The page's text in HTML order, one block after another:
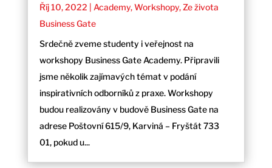
Říj 10, 2022 | Academy,Workshopy,Ze života
Business Gate
Srdečně zveme studenty i veřejnost na
workshopy Business Gate Academy. Připravili
jsme několik zajímavých témat v podání
inspirativních odborníků z praxe. Workshopy
budou realizovány v budově Business Gate na
adrese Poštovní 615/9, Karviná – Fryštát 733
01, pokud u...